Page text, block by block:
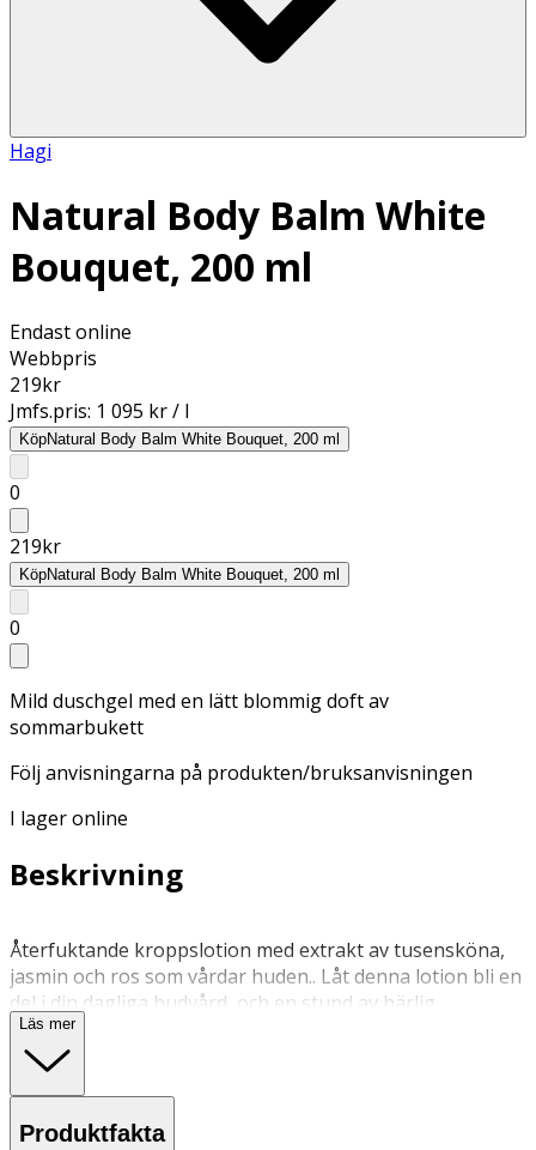
Hagi
Natural Body Balm White
Bouquet, 200 ml
Endast online
Webbpris
219kr
Jmfs.pris: 1 095 kr / l
KöpNatural Body Balm White Bouquet, 200 ml
0
219kr
KöpNatural Body Balm White Bouquet, 200 ml
0
Mild duschgel med en lätt blommig doft av
sommarbukett
Följ anvisningarna på produkten/bruksanvisningen
I lager online
Beskrivning
Återfuktande kroppslotion med extrakt av tusensköna,
jasmin och ros som vårdar huden.. Låt denna lotion bli en
del i din dagliga hudvård, och en stund av härlig
doftupplevelse och omsorg. De subtila tonerna av jasmin,
apelsinblom, mysk och vanilj verkar rogivande och för
intensiv återfuktning och näring, och gör huden blir
silkeslen. Noggrant utvalda ingredienser med naturligt
Läs mer
Produktfakta